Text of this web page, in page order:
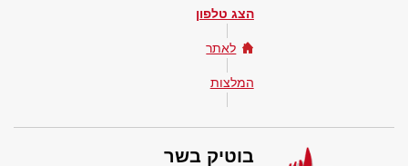
הצג טלפון
לאתר
המלצות
בוטיק בשר